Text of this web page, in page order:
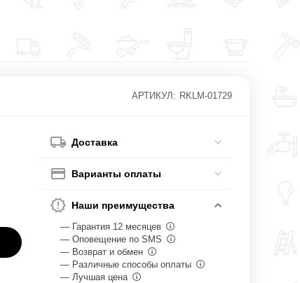
АРТИКУЛ: RKLM-01729
Доставка
Варианты оплаты
Наши преимущества
— Гарантия 12 месяцев
— Оповещение по SMS
— Возврат и обмен
— Различные способы оплаты
— Лучшая цена